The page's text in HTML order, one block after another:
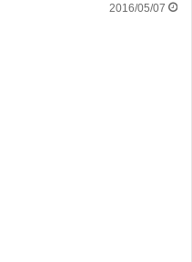
2016/05/07